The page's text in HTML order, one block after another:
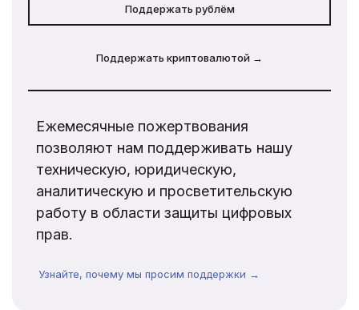
Поддержать рублём
Поддержать криптовалютой →
Ежемесячные пожертвования
позволяют нам поддерживать нашу
техническую, юридическую,
аналитическую и просветительскую
работу в области защиты цифровых
прав.
Узнайте, почему мы просим поддержки →